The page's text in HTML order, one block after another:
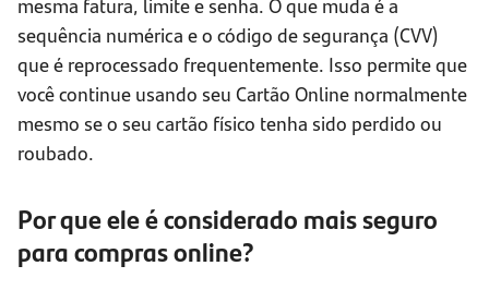
sequência numérica e o código de segurança (CVV)
que é reprocessado frequentemente. Isso permite que
você continue usando seu Cartão Online normalmente
mesmo se o seu cartão físico tenha sido perdido ou
roubado.
Por que ele é considerado mais seguro
para compras online?